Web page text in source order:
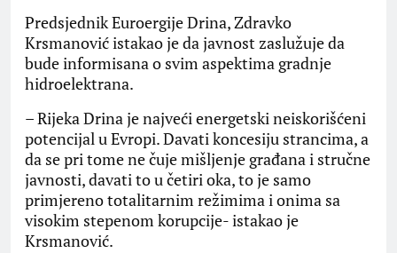
Predsjednik Euroergije Drina, Zdravko
Krsmanović istakao je da javnost zaslužuje da
bude informisana o svim aspektima gradnje
hidroelektrana.
– Rijeka Drina je najveći energetski neiskorišćeni
potencijal u Evropi. Davati koncesiju strancima, a
da se pri tome ne čuje mišljenje građana i stručne
javnosti, davati to u četiri oka, to je samo
primjereno totalitarnim režimima i onima sa
visokim stepenom korupcije- istakao je
Krsmanović.